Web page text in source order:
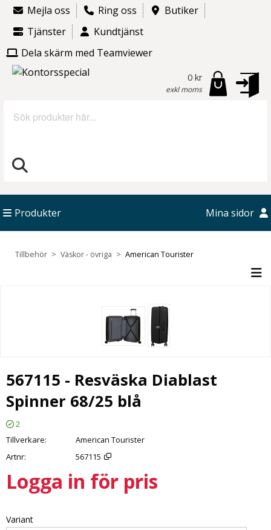
Mejla oss Ring oss
Butiker
Tjänster
Kundtjänst
Dela skärm med Teamviewer
0 kr
exkl moms
Sök
Produkter Mina sidor
Tillbehör Väskor - övriga American Tourister
567115 - Resväska Diablast
Spinner 68/25 blå
2
Tillverkare
American Tourister
Artnr
567115
Logga in för pris
Variant